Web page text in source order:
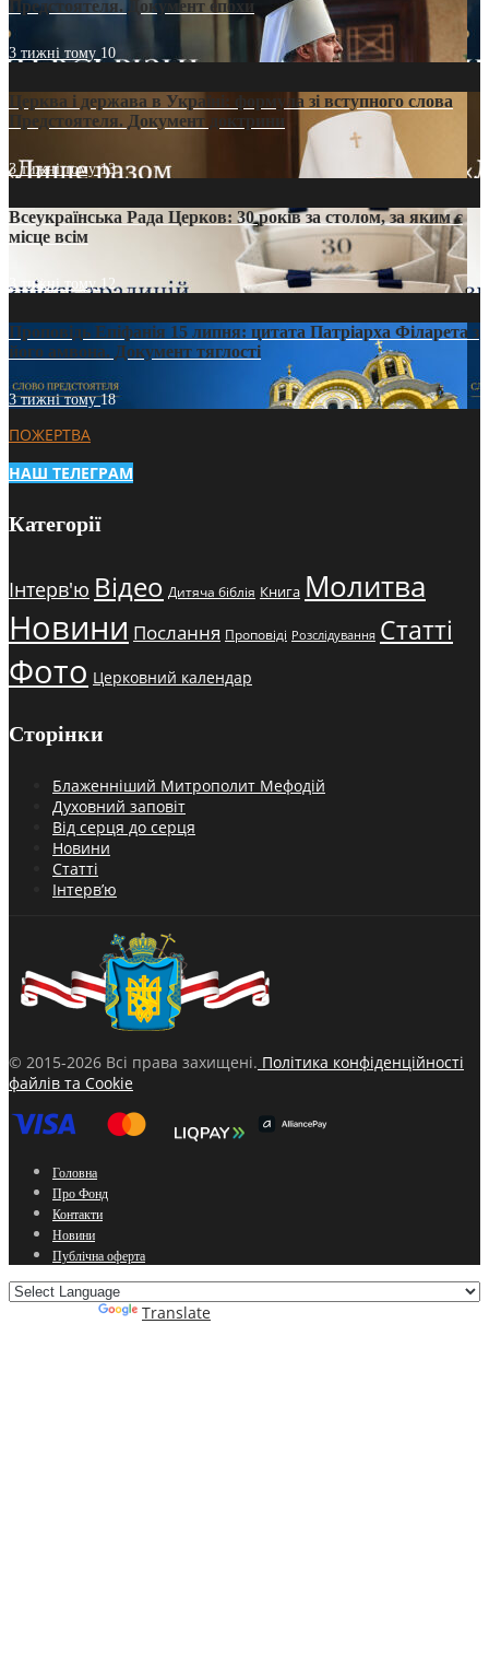
Предстоятеля. Документ епохи
3 тижні тому 10
Церква і держава в Україні: формула зі вступного слова
Предстоятеля. Документ доктрини
3 тижні тому13
Всеукраїнська Рада Церков: 30 років за столом, за яким є
місце всім
3 тижні тому12
Проповідь Епіфанія 15 липня: цитата Патріарха Філарета з
його амвона. Документ тяглості
3 тижні тому18
ПОЖЕРТВА
НАШ ТЕЛЕГРАМ
Категорії
Інтерв'ю Відео Дитяча біблія Книга Молитва
Новини Послання Проповіді Розслідування Статті
Фото Церковний календар
Сторінки
Блаженніший Митрополит Мефодій
Духовний заповіт
Від серця до серця
Новини
Статті
Інтерв’ю
© 2015-2026 Всі права захищені. Політика конфіденційності
файлів та Cookie
Головна
Про Фонд
Контакти
Новини
Публічна оферта
Translate